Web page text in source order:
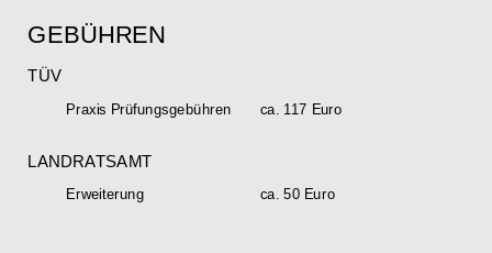
GEBÜHREN
TÜV
Praxis Prüfungsgebühren ca. 117 Euro
LANDRATSAMT
Erweiterung ca. 50 Euro